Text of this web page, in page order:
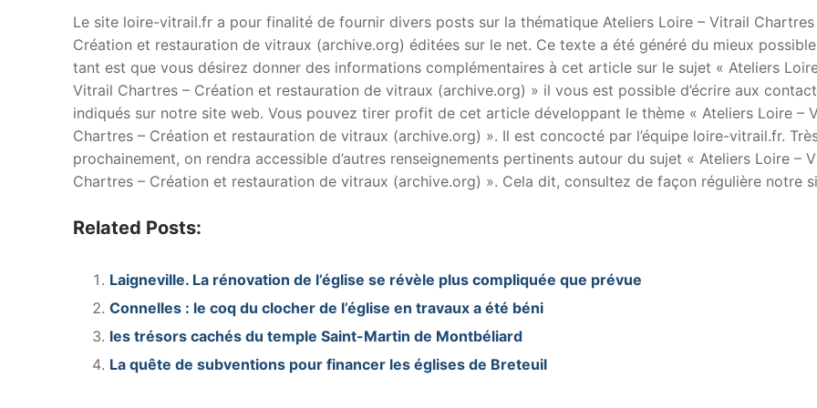
Le site loire-vitrail.fr a pour finalité de fournir divers posts sur la thématique Ateliers Loire – Vitrail Chartres
Création et restauration de vitraux (archive.org) éditées sur le net. Ce texte a été généré du mieux
tant est que vous désirez donner des informations complémentaires à cet article sur le sujet « Ateliers
Vitrail Chartres – Création et restauration de vitraux (archive.org) » il vous est possible d’écrire aux
indiqués sur notre site web. Vous pouvez tirer profit de cet article développant le thème « Ateliers Loire –
Chartres – Création et restauration de vitraux (archive.org) ». Il est concocté par l’équipe loire-vitrail.fr.
prochainement, on rendra accessible d’autres renseignements pertinents autour du sujet « Ateliers Loire –
Chartres – Création et restauration de vitraux (archive.org) ». Cela dit, consultez de façon régulière notre
Related Posts:
Laigneville. La rénovation de l’église se révèle plus compliquée que prévue
Connelles : le coq du clocher de l’église en travaux a été béni
les trésors cachés du temple Saint-Martin de Montbéliard
La quête de subventions pour financer les églises de Breteuil